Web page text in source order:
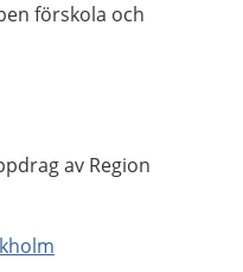
förskola och
av Region